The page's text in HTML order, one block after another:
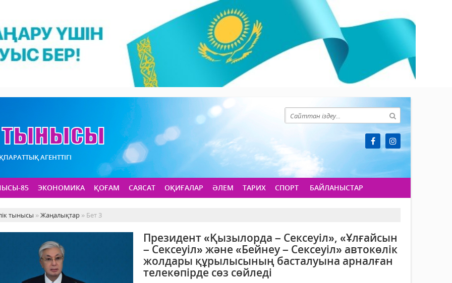
АГЕНТТІГІ
85 ЭКОНОМИКА ҚОҒАМ САЯСАТ ОҚИҒАЛАР ӘЛЕМ ТАРИХ СПОРТ БАЙЛАНЫСТАР
тынысы »Жаңалықтар » Бет 3
Президент «Қызылорда – Сексеуіл», «Ұлғайсын
– Сексеуіл» және «Бейнеу – Сексеуіл» автокөлік
жолдары құрылысының басталуына арналған
телекөпірде сөз сөйледі